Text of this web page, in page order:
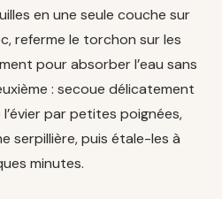
en une seule couche sur
referme le torchon sur les
pour absorber l’eau sans
: secoue délicatement
par petites poignées,
serpillière, puis étale-les à
minutes.